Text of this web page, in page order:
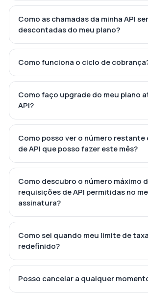
Como as chamadas da minha API
descontadas do meu plano?
Como funciona o ciclo de
Como faço upgrade do meu plano
API?
Como posso ver o número restante
de API que posso fazer este mês?
Como descubro o número máximo
requisições de API permitidas no
assinatura?
Como sei quando meu limite de
redefinido?
Posso cancelar a qualquer